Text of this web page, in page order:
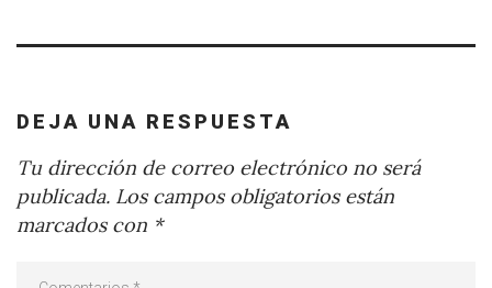
DEJA UNA RESPUESTA
Tu dirección de correo electrónico no será
publicada. Los campos obligatorios están
marcados con *